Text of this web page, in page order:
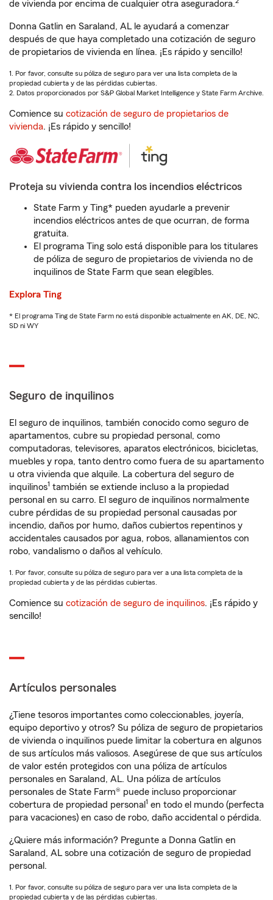
de vivienda por encima de cualquier otra aseguradora.
Donna Gatlin en Saraland, AL le ayudará a comenzar
después de que haya completado una cotización de seguro
de propietarios de vivienda en línea. ¡Es rápido y sencillo!
1. Por favor, consulte su póliza de seguro para ver una lista completa de la
propiedad cubierta y de las pérdidas cubiertas.
2. Datos proporcionados por S&P Global Market Intelligence y State Farm Archive.
Comience su cotización de seguro de propietarios de
vivienda. ¡Es rápido y sencillo!
Proteja su vivienda contra los incendios eléctricos
State Farm y Ting* pueden ayudarle a prevenir
incendios eléctricos antes de que ocurran, de forma
gratuita.
El programa Ting solo está disponible para los titulares
de póliza de seguro de propietarios de vivienda no de
inquilinos de State Farm que sean elegibles.
Explora Ting
* El programa Ting de State Farm no está disponible actualmente en AK, DE, NC,
SD ni WY
Seguro de inquilinos
El seguro de inquilinos, también conocido como seguro de
apartamentos, cubre su propiedad personal, como
computadoras, televisores, aparatos electrónicos, bicicletas,
muebles y ropa, tanto dentro como fuera de su apartamento
u otra vivienda que alquile. La cobertura del seguro de
inquilinos1 también se extiende incluso a la propiedad
personal en su carro. El seguro de inquilinos normalmente
cubre pérdidas de su propiedad personal causadas por
incendio, daños por humo, daños cubiertos repentinos y
accidentales causados por agua, robos, allanamientos con
robo, vandalismo o daños al vehículo.
1. Por favor, consulte su póliza de seguro para ver a una lista completa de la
propiedad cubierta y de las pérdidas cubiertas.
Comience su cotización de seguro de inquilinos. ¡Es rápido y
sencillo!
Artículos personales
¿Tiene tesoros importantes como coleccionables, joyería,
equipo deportivo y otros? Su póliza de seguro de propietarios
de vivienda o inquilinos puede limitar la cobertura en algunos
de sus artículos más valiosos. Asegúrese de que sus artículos
de valor estén protegidos con una póliza de artículos
personales en Saraland, AL. Una póliza de artículos
personales de State Farm® puede incluso proporcionar
cobertura de propiedad personal 1 en todo el mundo (perfecta
para vacaciones) en caso de robo, daño accidental o pérdida.
¿Quiere más información? Pregunte a Donna Gatlin en
Saraland, AL sobre una cotización de seguro de propiedad
personal.
1. Por favor, consulte su póliza de seguro para ver una lista completa de la
propiedad cubierta y de las pérdidas cubiertas.